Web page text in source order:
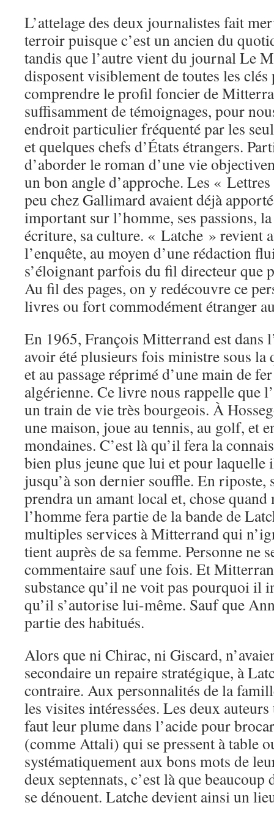
L’attelage des deux journalistes fait
terroir puisque c’est un ancien du
tandis que l’autre vient du journal Le
disposent visiblement de toutes les
comprendre le profil foncier de
suffisamment de témoignages, pour
endroit particulier fréquenté par les
et quelques chefs d’États étrangers.
d’aborder le roman d’une vie
un bon angle d’approche. Les «
peu chez Gallimard avaient déjà
important sur l’homme, ses passions,
écriture, sa culture. « Latche » revient
l’enquête, au moyen d’une rédaction
s’éloignant parfois du fil directeur que
Au fil des pages, on y redécouvre ce
livres ou fort commodément étranger
En 1965, François Mitterrand est dans
avoir été plusieurs fois ministre sous la
et au passage réprimé d’une main de
algérienne. Ce livre nous rappelle que
un train de vie très bourgeois. À
une maison, joue au tennis, au golf, et
mondaines. C’est là qu’il fera la
bien plus jeune que lui et pour
jusqu’à son dernier souffle. En riposte,
prendra un amant local et, chose quand
l’homme fera partie de la bande de
multiples services à Mitterrand qui
tient auprès de sa femme. Personne ne
commentaire sauf une fois. Et
substance qu’il ne voit pas pourquoi il
qu’il s’autorise lui-même. Sauf que
partie des habitués.
Alors que ni Chirac, ni Giscard,
secondaire un repaire stratégique, à
contraire. Aux personnalités de la
les visites intéressées. Les deux
faut leur plume dans l’acide pour
(comme Attali) qui se pressent à table
systématiquement aux bons mots de
deux septennats, c’est là que beaucoup
se dénouent. Latche devient ainsi un